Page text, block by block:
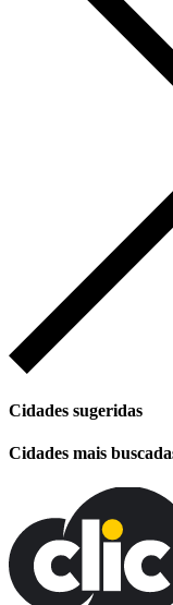
Cidades sugeridas
Cidades mais